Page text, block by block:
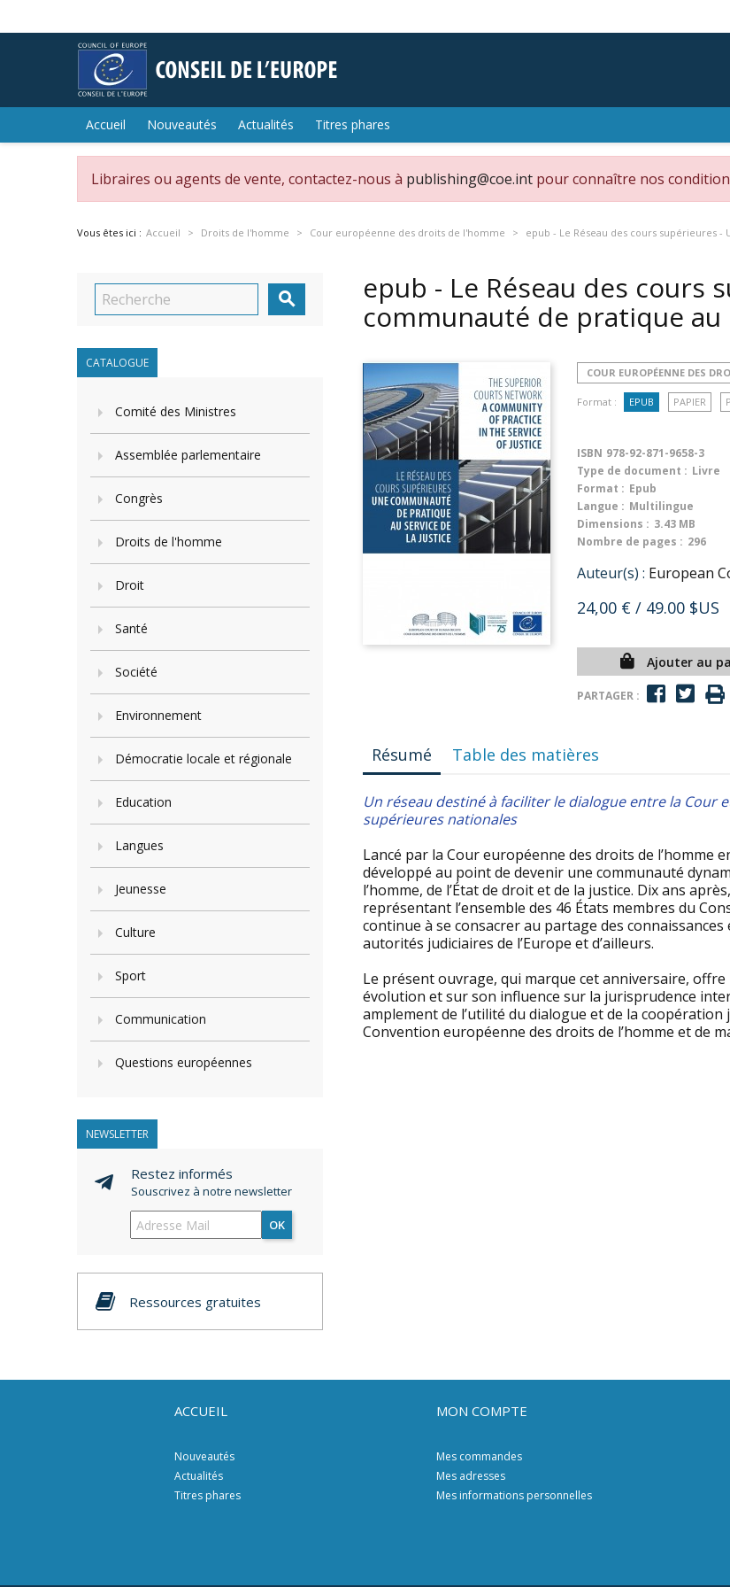
Accueil Nouveautés Actualités Titres phares
Libraires ou agents de vente, contactez-nous à publishing@coe.int pour connaître nos
Vous êtes ici : Accueil Droits de l'homme Cour européenne des droits de l'homme epub - Le Réseau des cours supérieures

CATALOGUE
Comité des Ministres
Assemblée parlementaire
Congrès
Droits de l'homme
Droit
Santé
Société
Environnement
Démocratie locale et régionale
Education
Langues
Jeunesse
Culture
Sport
Communication
Questions européennes
NEWSLETTER
Restez informés
Souscrivez à notre newsletter
OK
Ressources gratuites
epub - Le Réseau des cours
communauté de pratique au
COUR EUROPÉENNE DES
Format : EPUB PAPIER
ISBN 978-92-871-9658-3
Type de document : Livre
Format : Epub
Langue : Multilingue
Dimensions : 3.43 MB
Nombre de pages : 296
Auteur(s) : European
24,00 € / 49.00 $US
Ajouter au
PARTAGER :
Résumé Table des matières
Un réseau destiné à faciliter le dialogue entre la
supérieures nationales
Lancé par la Cour européenne des droits de l’homme
développé au point de devenir une communauté
l’homme, de l’État de droit et de la justice. Dix ans
représentant l’ensemble des 46 États membres du
continue à se consacrer au partage des
autorités judiciaires de l’Europe et d’ailleurs.
Le présent ouvrage, qui marque cet anniversaire,
évolution et sur son influence sur la jurisprudence
amplement de l’utilité du dialogue et de la
Convention européenne des droits de l’homme et de
ACCUEIL
Nouveautés
Actualités
Titres phares
MON COMPTE
Mes commandes
Mes adresses
Mes informations personnelles